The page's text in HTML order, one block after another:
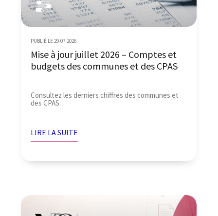
Mise à jour juillet 2026 – Comptes et
budgets des communes et des CPAS
PUBLIÉ LE 29-07-2026
Consultez les derniers chiffres des communes et
des CPAS.
LIRE LA SUITE